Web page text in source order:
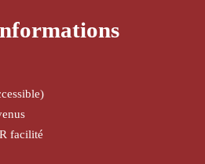
facilité